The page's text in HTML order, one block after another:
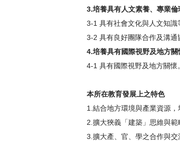
3.培養具有人文素養、專業
3-1 具有社會文化與人文知識
3-2 具有良好團隊合作及溝通
4.培養具有國際視野及地方關
4-1 具有國際視野及地方關懷。
本所在教育發展上之特色
1.結合地方環境與產業資源，
2.擴大狹義「建築」思維與範
3.擴大產、官、學之合作與交